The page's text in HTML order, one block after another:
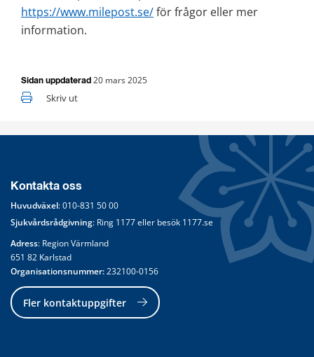
https://www.milepost.se/ för frågor eller mer
information.
Sidan uppdaterad 20 mars 2025
Skriv ut
Kontakta oss
Huvudväxel: 010-831 50 00
Sjukvårdsrådgivning: Ring 1177 eller besök 1177.se
Adress: Region Värmland
651 82 Karlstad
Organisationsnummer: 232100-0156
Fler kontaktuppgifter